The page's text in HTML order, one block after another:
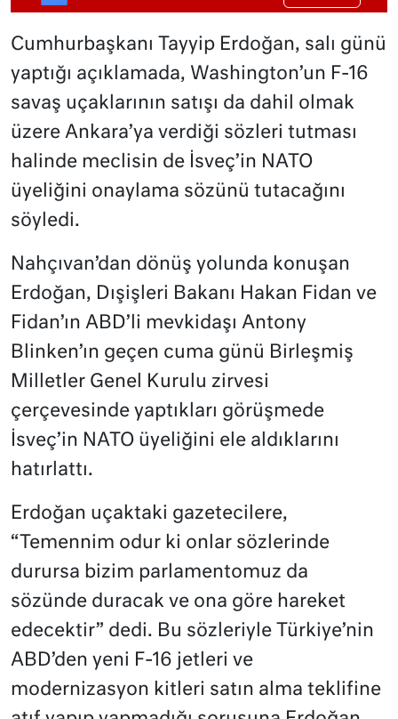
Cumhurbaşkanı Tayyip Erdoğan, salı günü
yaptığı açıklamada, Washington’un F-16
savaş uçaklarının satışı da dahil olmak
üzere Ankara’ya verdiği sözleri tutması
halinde meclisin de İsveç’in NATO
üyeliğini onaylama sözünü tutacağını
söyledi.
Nahçıvan’dan dönüş yolunda konuşan
Erdoğan, Dışişleri Bakanı Hakan Fidan ve
Fidan’ın ABD’li mevkidaşı Antony
Blinken’ın geçen cuma günü Birleşmiş
Milletler Genel Kurulu zirvesi
çerçevesinde yaptıkları görüşmede
İsveç’in NATO üyeliğini ele aldıklarını
hatırlattı.
Erdoğan uçaktaki gazetecilere,
“Temennim odur ki onlar sözlerinde
durursa bizim parlamentomuz da
sözünde duracak ve ona göre hareket
edecektir” dedi. Bu sözleriyle Türkiye’nin
ABD’den yeni F-16 jetleri ve
modernizasyon kitleri satın alma teklifine